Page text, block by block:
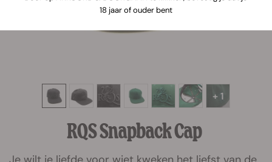
+ 1
RQS Snapback Cap
18 jaar of ouder bent